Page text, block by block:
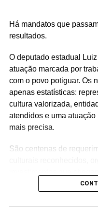
Há mandatos que
resultados.
O deputado estadual
atuação marcada por
com o povo potiguar. Os
apenas estatísticas:
cultura valorizada,
atendidos e uma
mais precisa.
São centenas de
emendas parlamentares.